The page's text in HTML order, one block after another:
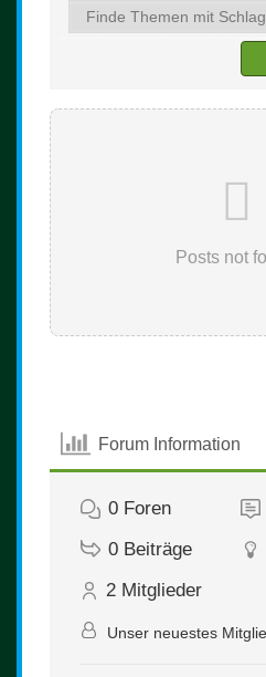
Posts not
Forum Information
0 Foren
0 Beiträge
2 Mitglieder
Unser neuestes